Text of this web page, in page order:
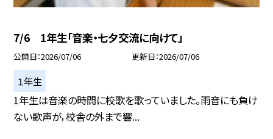
7/6 1年生「音楽・七夕交流に向けて」
公開日 2026/07/06 更新日 2026/07/06
１年生
1年生は音楽の時間に校歌を歌っていました。雨音にも負け
ない歌声が，校舎の外まで響...